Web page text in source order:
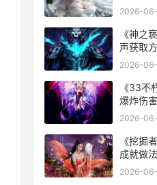
镜子怎
2026-
《神之
声获取
2小天使
2026-
《33不
爆炸伤
朽灵魂内
2026-
《挖掘
成就做
发售日
2026-